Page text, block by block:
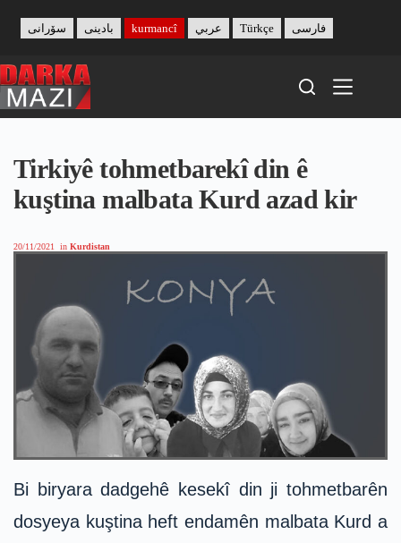
content
بادینی سۆرانی kurmancî عربي Türkçe فارسی
Tirkiyê tohmetbarekî din ê
kuştina malbata Kurd azad kir
20/11/2021 in Kurdistan
Bi biryara dadgehê kesekî din ji tohmetbarên
dosyeya kuştina heft endamên malbata Kurd a